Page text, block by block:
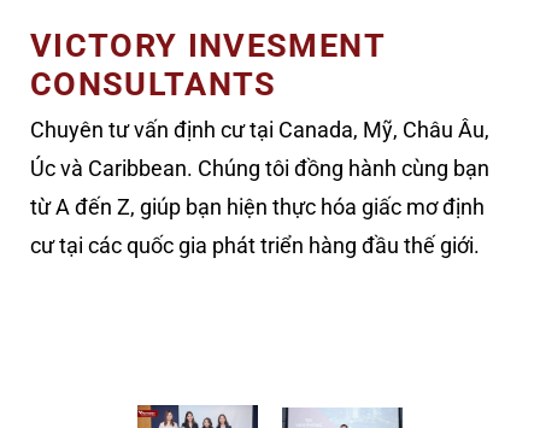
VICTORY INVESMENT
CONSULTANTS
Chuyên tư vấn định cư tại Canada, Mỹ, Châu Âu,
Úc và Caribbean. Chúng tôi đồng hành cùng bạn
từ A đến Z, giúp bạn hiện thực hóa giấc mơ định
cư tại các quốc gia phát triển hàng đầu thế giới.